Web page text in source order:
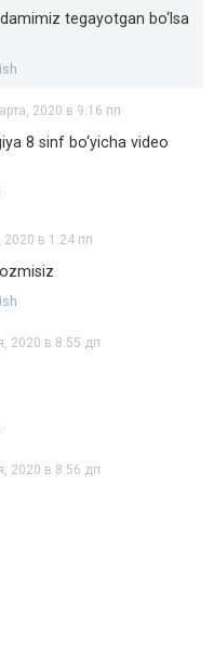
tegayotgan bo‘lsa
2020 в 9:16 пп
8 sinf bo‘yicha video
2020 в 1:24 пп
2020 в 8:55 дп
2020 в 8:56 дп